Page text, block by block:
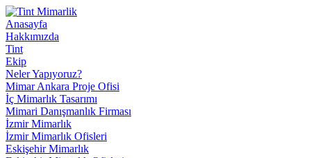
Anasayfa
Hakkımızda
Tint
Ekip
Neler Yapıyoruz?
Mimar Ankara Proje Ofisi
İç Mimarlık Tasarımı
Mimari Danışmanlık Firması
İzmir Mimarlık
İzmir Mimarlık Ofisleri
Eskişehir Mimarlık